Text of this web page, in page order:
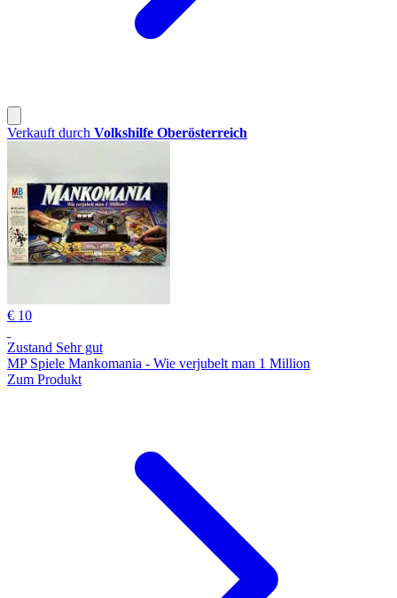
Verkauft durch Volkshilfe Oberösterreich
€ 10
Zustand Sehr gut
MP Spiele Mankomania - Wie verjubelt man 1 Million
Zum Produkt